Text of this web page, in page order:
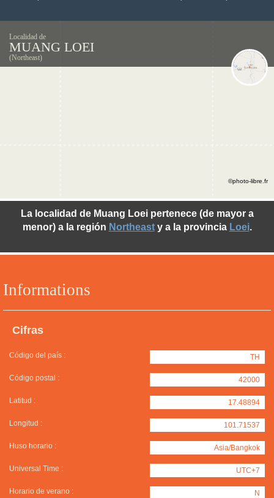
Localidad de
MUANG LOEI
(Northeast)
Informations
Cifras
Código del país : TH
Código postal : 42000
Latitud : 17.48894
Longitud : 101.71537
Huso horario : Asia/Bangkok
Universal Time : UTC+7
Horario de verano : N
La localidad de Muang Loei pertenece (de mayor a
menor) a la región Northeasty a la provincia Loei.
©photo-libre.fr